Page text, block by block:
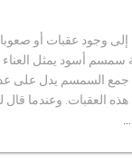
إلى وجود عقبات أو
سمسم أسود يمثل
السمسم يدل على
هذه العقبات. وعندما